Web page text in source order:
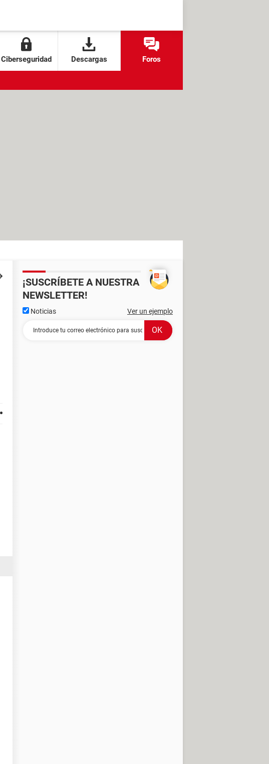
Ciberseguridad Descargas Foros
¡SUSCRÍBETE A NUESTRA
NEWSLETTER!
Noticias Ver un ejemplo